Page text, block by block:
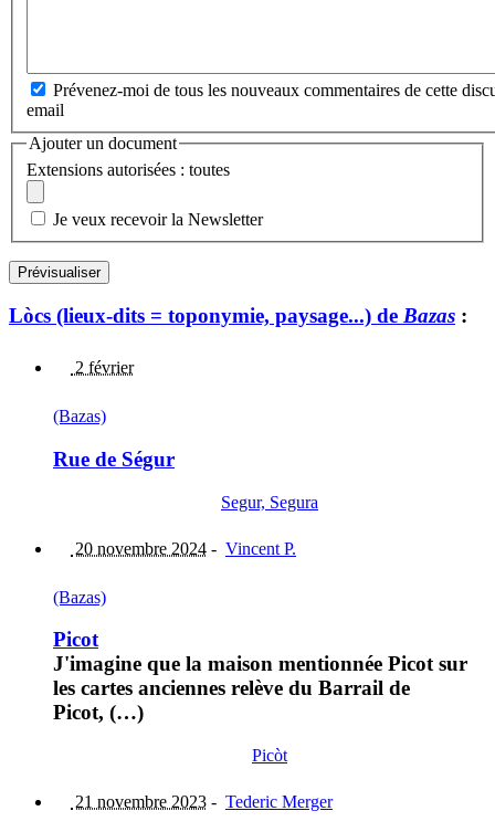
Prévenez-moi de tous les nouveaux commentaires de cette
email
Ajouter un document
Extensions autorisées : toutes
Je veux recevoir la Newsletter
Lòcs (lieux-dits = toponymie, paysage...) de Bazas :
2 février
(Bazas)
Rue de Ségur
Segur, Segura
20 novembre 2024 - Vincent P.
(Bazas)
Picot
J'imagine que la maison mentionnée Picot sur
les cartes anciennes relève du Barrail de
Picot, (…)
Picòt
21 novembre 2023 - Tederic Merger